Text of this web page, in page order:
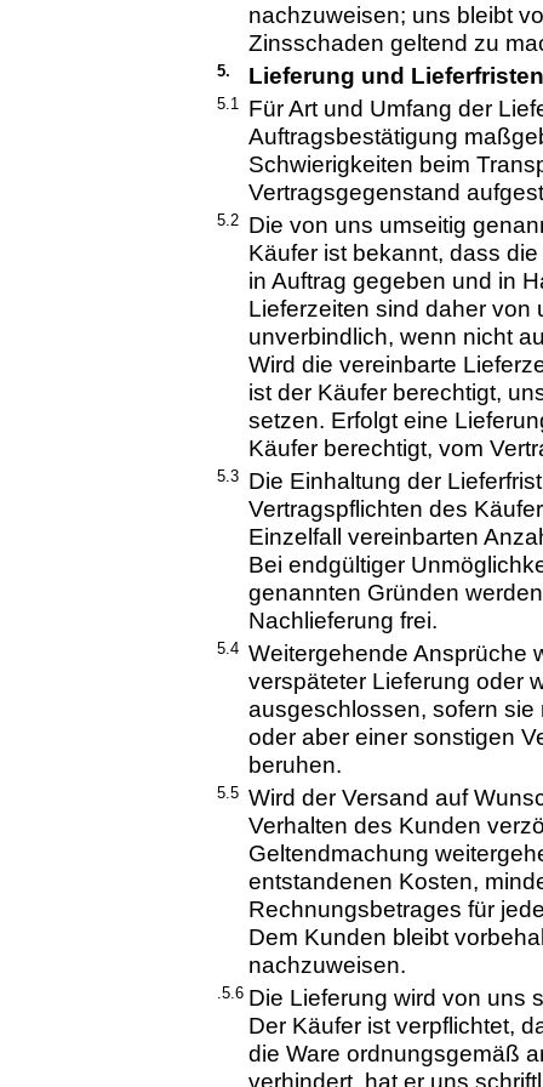
nachzuweisen; uns bleibt
Zinsschaden geltend zu
5. Lieferung und Lieferfristen
5.1 Für Art und Umfang der
Auftragsbestätigung
Schwierigkeiten beim
Vertragsgegenstand
5.2 Die von uns umseitig
Käufer ist bekannt, dass
in Auftrag gegeben und in
Lieferzeiten sind daher
unverbindlich, wenn nicht
Wird die vereinbarte
ist der Käufer berechtigt,
setzen. Erfolgt eine
Käufer berechtigt, vom
5.3 Die Einhaltung der
Vertragspflichten des
Einzelfall vereinbarten
Bei endgültiger
genannten Gründen
Nachlieferung frei.
5.4 Weitergehende Ansprüche
verspäteter Lieferung oder
ausgeschlossen, sofern sie
oder aber einer sonstigen
beruhen.
5.5 Wird der Versand auf
Verhalten des Kunden
Geltendmachung
entstandenen Kosten,
Rechnungsbetrages für
Dem Kunden bleibt
nachzuweisen.
.5.6 Die Lieferung wird von uns
Der Käufer ist verpflichtet,
die Ware ordnungsgemäß
verhindert, hat er uns